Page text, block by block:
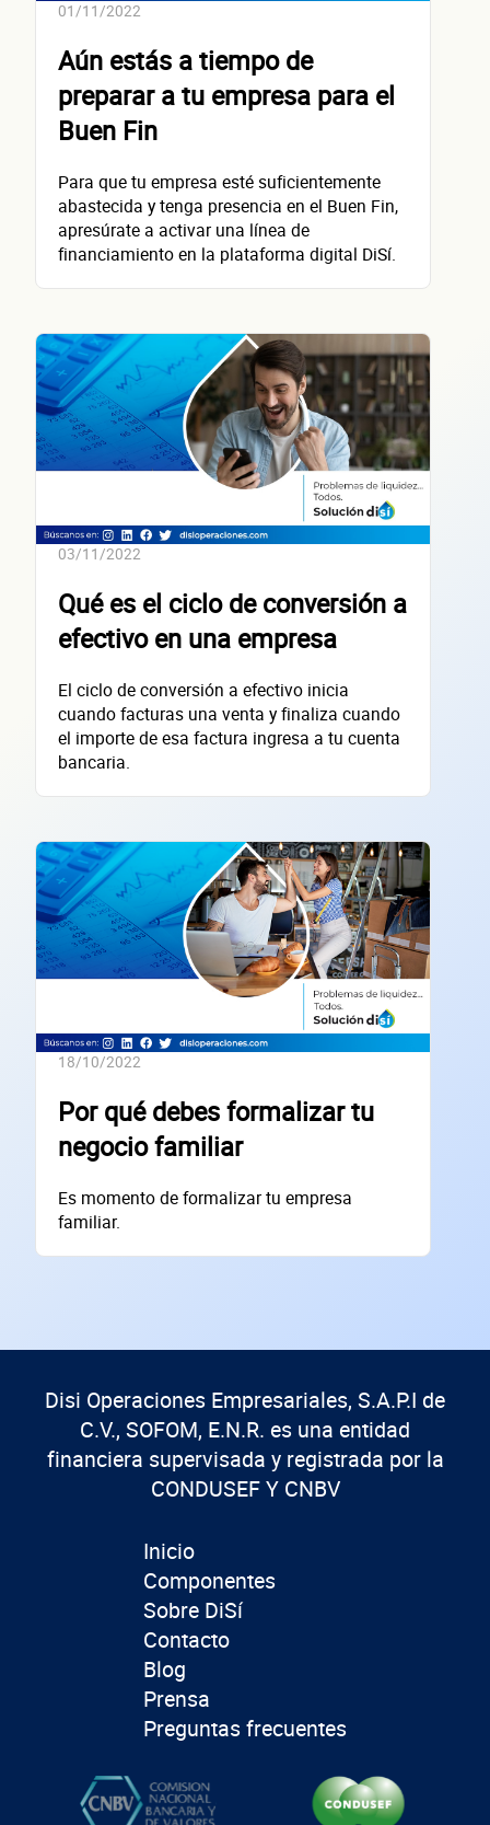
01/11/2022
Aún estás a tiempo de
preparar a tu empresa para el
Buen Fin
Para que tu empresa esté suficientemente
abastecida y tenga presencia en el Buen Fin,
apresúrate a activar una línea de
financiamiento en la plataforma digital DiSí.
03/11/2022
Qué es el ciclo de conversión a
efectivo en una empresa
El ciclo de conversión a efectivo inicia
cuando facturas una venta y finaliza cuando
el importe de esa factura ingresa a tu cuenta
bancaria.
18/10/2022
Por qué debes formalizar tu
negocio familiar
Es momento de formalizar tu empresa
familiar.
Nombre(s)
Primer apellido
Teléfono
Correo electrónico
Confirma tu correo electrónico
Datos de
Razón social
RFC de la empresa
Lo usamos solo para validar tu identidad fiscal — nunca lo compartimos con
Núm. Ext./Int.
Inicio
Componentes
Sobre DiSí
Contacto
Blog
Prensa
Preguntas frecuentes
Disi Operaciones Empresariales, S.A.P.I de
C.V., SOFOM, E.N.R. es una entidad
financiera supervisada y registrada por la
CONDUSEF Y CNBV